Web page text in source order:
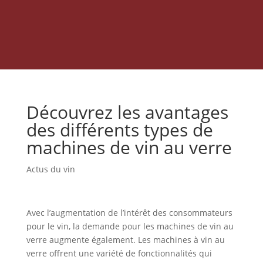
Découvrez les avantages
des différents types de
machines de vin au verre
Actus du vin
Avec l’augmentation de l’intérêt des consommateurs
pour le vin, la demande pour les machines de vin au
verre augmente également. Les machines à vin au
verre offrent une variété de fonctionnalités qui